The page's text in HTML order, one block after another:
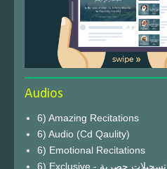
Audios
6) Amazing Recitations
6) Audio (Cd Qaulity)
6) Emotional Recitations
6) Exclusive - تسجيلات حصرية